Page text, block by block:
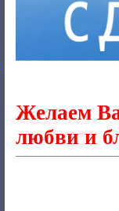
Желаем
любви и